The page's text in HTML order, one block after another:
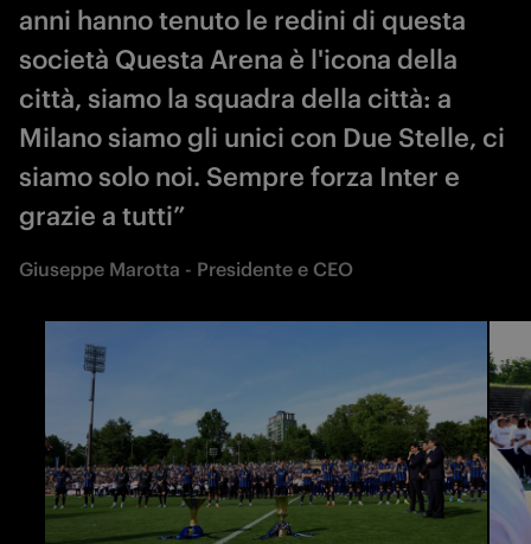
anni hanno tenuto le redini di questa
società Questa Arena è l'icona della
città, siamo la squadra della città: a
Milano siamo gli unici con Due Stelle, ci
siamo solo noi. Sempre forza Inter e
grazie a tutti”
Giuseppe Marotta - Presidente e CEO